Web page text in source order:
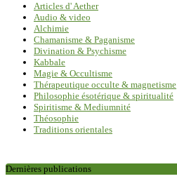
Articles d' Aether
Audio & video
Alchimie
Chamanisme & Paganisme
Divination & Psychisme
Kabbale
Magie & Occultisme
Thérapeutique occulte & magnetisme
Philosophie ésotérique & spiritualité
Spiritisme & Mediumnité
Théosophie
Traditions orientales
Dernières publications